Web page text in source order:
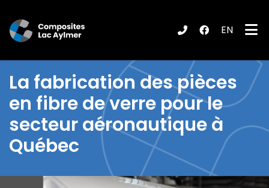
(Produits / Services )
EN
La fabrication des pièces
en fibre de verre pour le
secteur aéronautique à
Québec